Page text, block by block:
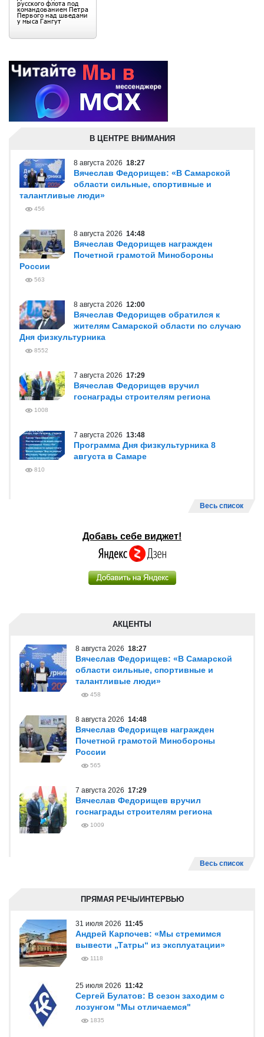
В ЦЕНТРЕ ВНИМАНИЯ
8 августа 2026 18:27
Вячеслав Федорищев: «В Самарской
области сильные, спортивные и
талантливые люди»
456
8 августа 2026 14:48
Вячеслав Федорищев награжден
Почетной грамотой Минобороны
России
563
8 августа 2026 12:00
Вячеслав Федорищев обратился к
жителям Самарской области по случаю
Дня физкультурника
8552
7 августа 2026 17:29
Вячеслав Федорищев вручил
госнаграды строителям региона
1008
7 августа 2026 13:48
Программа Дня физкультурника 8
августа в Самаре
810
Весь список
Добавь себе виджет!
АКЦЕНТЫ
8 августа 2026 18:27
Вячеслав Федорищев: «В Самарской
области сильные, спортивные и
талантливые люди»
458
8 августа 2026 14:48
Вячеслав Федорищев награжден
Почетной грамотой Минобороны
России
565
7 августа 2026 17:29
Вячеслав Федорищев вручил
госнаграды строителям региона
1009
Весь список
ПРЯМАЯ РЕЧЬ/ИНТЕРВЬЮ
31 июля 2026 11:45
Андрей Карпочев: «Мы стремимся
вывести „Татры“ из эксплуатации»
1118
25 июля 2026 11:42
Сергей Булатов: В сезон заходим с
лозунгом "Мы отличаемся"
1835